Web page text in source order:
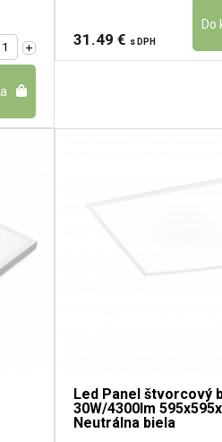
31.49 € s DPH
Led Panel štvorcový
30W/4300lm
Neutrálna biela